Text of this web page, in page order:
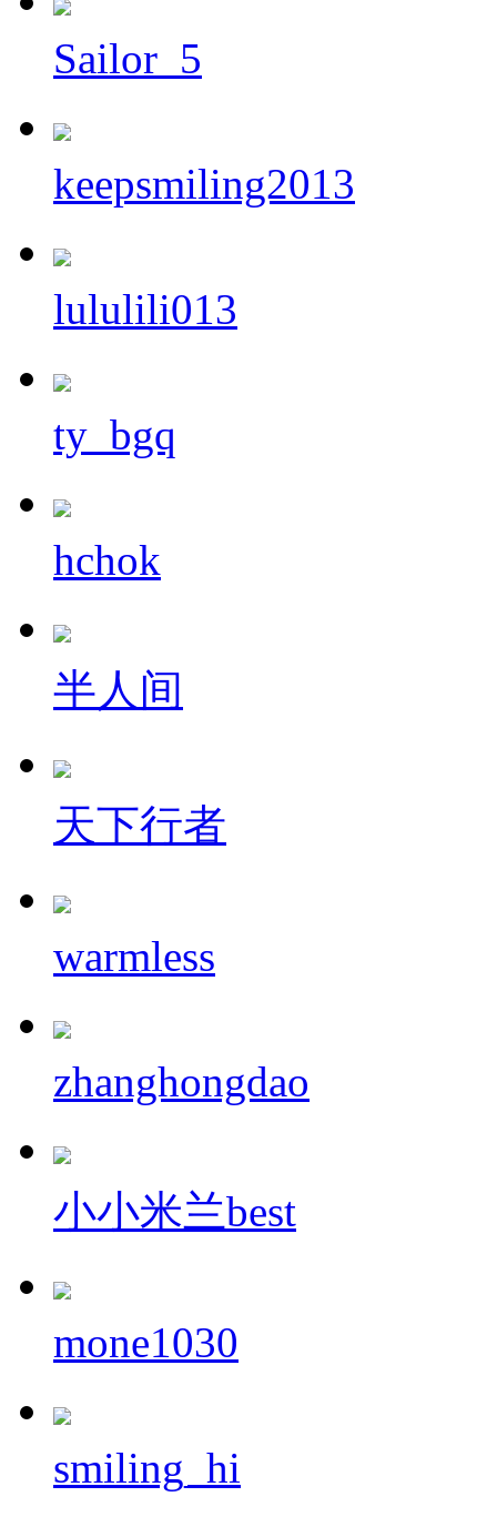
Sailor_5
keepsmiling2013
lululili013
ty_bgq
hchok
半人间
天下行者
warmless
zhanghongdao
小小米兰best
mone1030
smiling_hi